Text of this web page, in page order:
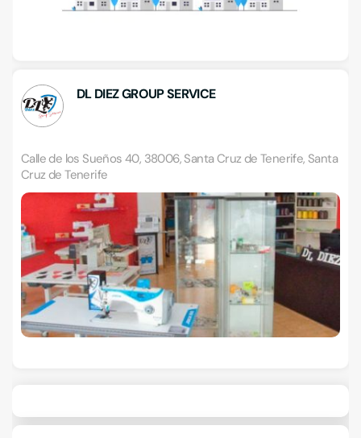
DL DIEZ GROUP SERVICE
Calle de los Sueños 40, 38006, Santa Cruz de Tenerife, Santa
Cruz de Tenerife